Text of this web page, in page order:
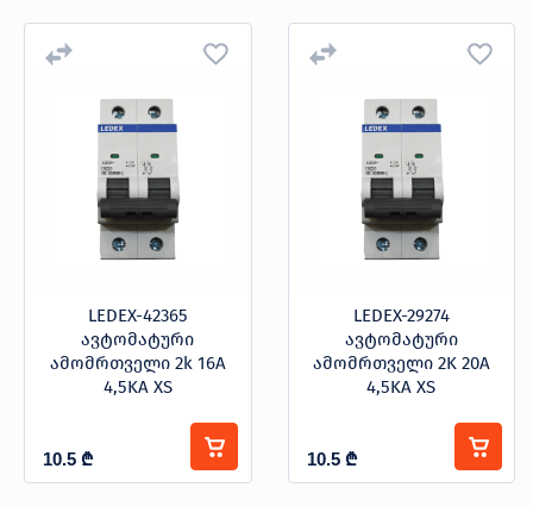
LEDEX-42365
ავტომატური
ამომრთველი 2k 16A
4,5KA XS
10.5 ₾
LEDEX-29274
ავტომატური
ამომრთველი 2K 20A
4,5KA XS
10.5 ₾